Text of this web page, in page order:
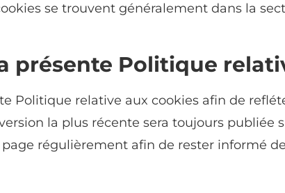
se trouvent généralement dans la
présente Politique
Politique relative aux cookies afin de
la plus récente sera toujours publiée
régulièrement afin de rester informé